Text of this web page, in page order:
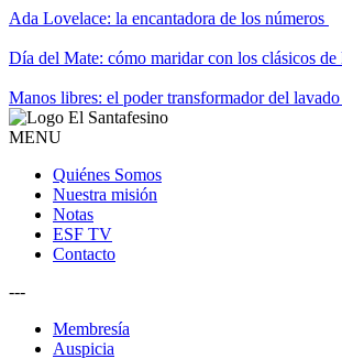
Ada Lovelace: la encantadora de los números
Día del Mate: cómo maridar con los clásicos de
Manos libres: el poder transformador del lavado
MENU
Quiénes Somos
Nuestra misión
Notas
ESF TV
Contacto
---
Membresía
Auspicia